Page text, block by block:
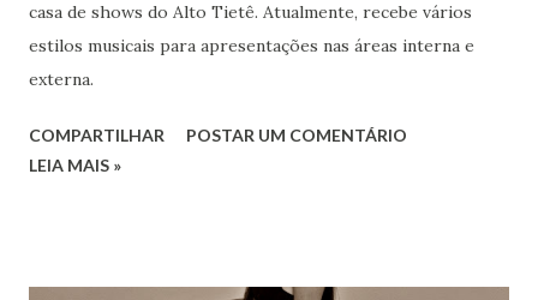
casa de shows do Alto Tietê. Atualmente, recebe vários
estilos musicais para apresentações nas áreas interna e
externa.
COMPARTILHAR
POSTAR UM COMENTÁRIO
LEIA MAIS »